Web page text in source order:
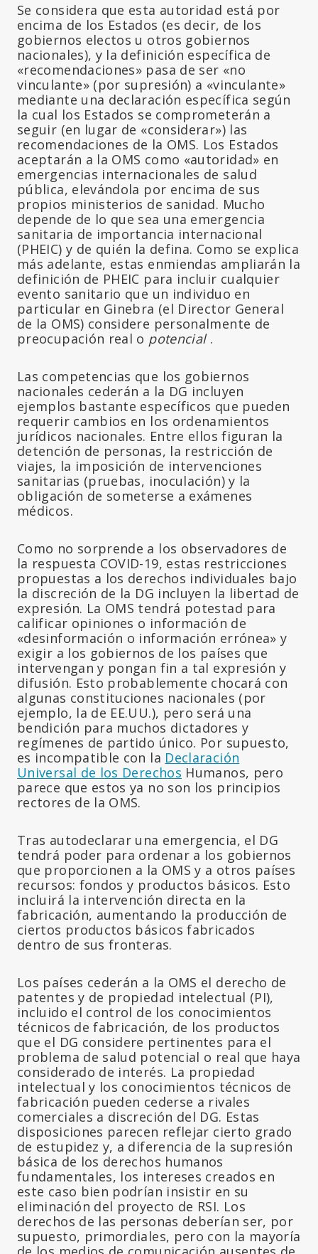
Se considera que esta autoridad está por
encima de los Estados (es decir, de los
gobiernos electos u otros gobiernos
nacionales), y la definición específica de
«recomendaciones» pasa de ser «no
vinculante» (por supresión) a «vinculante»
mediante una declaración específica según
la cual los Estados se comprometerán a
seguir (en lugar de «considerar») las
recomendaciones de la OMS. Los Estados
aceptarán a la OMS como «autoridad» en
emergencias internacionales de salud
pública, elevándola por encima de sus
propios ministerios de sanidad. Mucho
depende de lo que sea una emergencia
sanitaria de importancia internacional
(PHEIC) y de quién la defina. Como se explica
más adelante, estas enmiendas ampliarán la
definición de PHEIC para incluir cualquier
evento sanitario que un individuo en
particular en Ginebra (el Director General
de la OMS) considere personalmente de
preocupación real o potencial .
Las competencias que los gobiernos
nacionales cederán a la DG incluyen
ejemplos bastante específicos que pueden
requerir cambios en los ordenamientos
jurídicos nacionales. Entre ellos figuran la
detención de personas, la restricción de
viajes, la imposición de intervenciones
sanitarias (pruebas, inoculación) y la
obligación de someterse a exámenes
médicos.
Como no sorprende a los observadores de
la respuesta COVID-19, estas restricciones
propuestas a los derechos individuales bajo
la discreción de la DG incluyen la libertad de
expresión. La OMS tendrá potestad para
calificar opiniones o información de
«desinformación o información errónea» y
exigir a los gobiernos de los países que
intervengan y pongan fin a tal expresión y
difusión. Esto probablemente chocará con
algunas constituciones nacionales (por
ejemplo, la de EE.UU.), pero será una
bendición para muchos dictadores y
regímenes de partido único. Por supuesto,
es incompatible con la Declaración
Universal de los Derechos Humanos, pero
parece que estos ya no son los principios
rectores de la OMS.
Tras autodeclarar una emergencia, el DG
tendrá poder para ordenar a los gobiernos
que proporcionen a la OMS y a otros países
recursos: fondos y productos básicos. Esto
incluirá la intervención directa en la
fabricación, aumentando la producción de
ciertos productos básicos fabricados
dentro de sus fronteras.
Los países cederán a la OMS el derecho de
patentes y de propiedad intelectual (PI),
incluido el control de los conocimientos
técnicos de fabricación, de los productos
que el DG considere pertinentes para el
problema de salud potencial o real que haya
considerado de interés. La propiedad
intelectual y los conocimientos técnicos de
fabricación pueden cederse a rivales
comerciales a discreción del DG. Estas
disposiciones parecen reflejar cierto grado
de estupidez y, a diferencia de la supresión
básica de los derechos humanos
fundamentales, los intereses creados en
este caso bien podrían insistir en su
eliminación del proyecto de RSI. Los
derechos de las personas deberían ser, por
supuesto, primordiales, pero con la mayoría